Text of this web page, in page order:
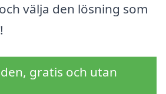
välja den lösning som
gratis och utan